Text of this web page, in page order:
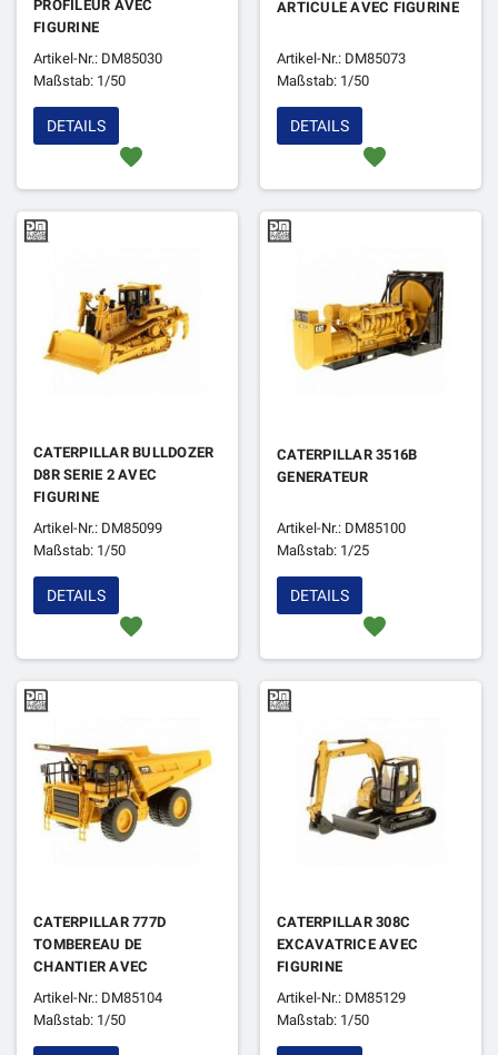
PROFILEUR AVEC
FIGURINE
Artikel-Nr.: DM85030
Maßstab: 1/50
favorite
DETAILS
ARTICULE AVEC FIGURINE
Artikel-Nr.: DM85073
Maßstab: 1/50
favorite
DETAILS
CATERPILLAR BULLDOZER
D8R SERIE 2 AVEC
FIGURINE
Artikel-Nr.: DM85099
Maßstab: 1/50
favorite
DETAILS
CATERPILLAR 3516B
GENERATEUR
Artikel-Nr.: DM85100
Maßstab: 1/25
favorite
DETAILS
CATERPILLAR 777D
TOMBEREAU DE
CHANTIER AVEC
FIGURINE
Artikel-Nr.: DM85104
Maßstab: 1/50
CATERPILLAR 308C
EXCAVATRICE AVEC
FIGURINE
Artikel-Nr.: DM85129
Maßstab: 1/50